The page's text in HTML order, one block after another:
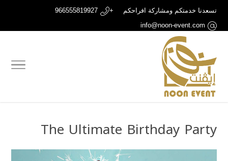
تسعدنا خدمتكم ومشاركة افراحكم
+966555819927
info@noon-event.com
The Ultimate Birthday Party